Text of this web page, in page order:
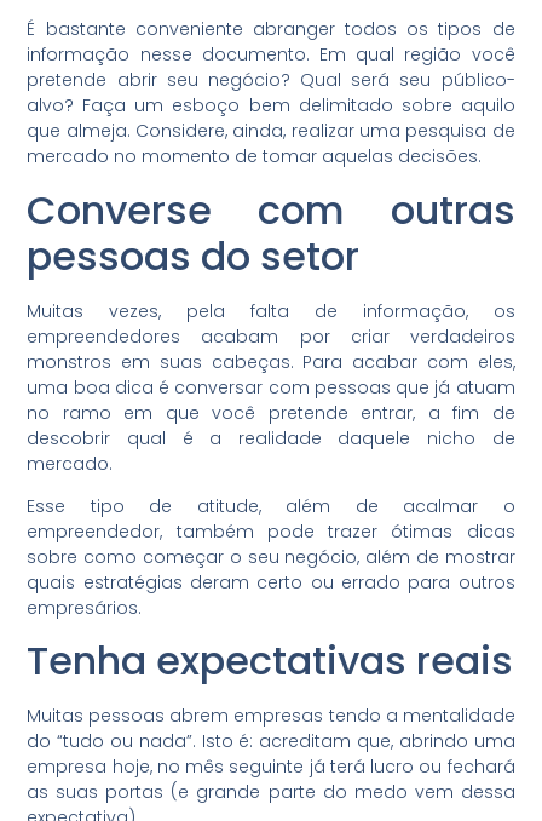
É bastante conveniente abranger todos os tipos de
informação nesse documento. Em qual região você
pretende abrir seu negócio? Qual será seu público-
alvo? Faça um esboço bem delimitado sobre aquilo
que almeja. Considere, ainda, realizar uma pesquisa de
mercado no momento de tomar aquelas decisões.
Converse com outras
pessoas do setor
Muitas vezes, pela falta de informação, os
empreendedores acabam por criar verdadeiros
monstros em suas cabeças. Para acabar com eles,
uma boa dica é conversar com pessoas que já atuam
no ramo em que você pretende entrar, a fim de
descobrir qual é a realidade daquele nicho de
mercado.
Esse tipo de atitude, além de acalmar o
empreendedor, também pode trazer ótimas dicas
sobre como começar o seu negócio, além de mostrar
quais estratégias deram certo ou errado para outros
empresários.
Tenha expectativas reais
Muitas pessoas abrem empresas tendo a mentalidade
do “tudo ou nada”. Isto é: acreditam que, abrindo uma
empresa hoje, no mês seguinte já terá lucro ou fechará
as suas portas (e grande parte do medo vem dessa